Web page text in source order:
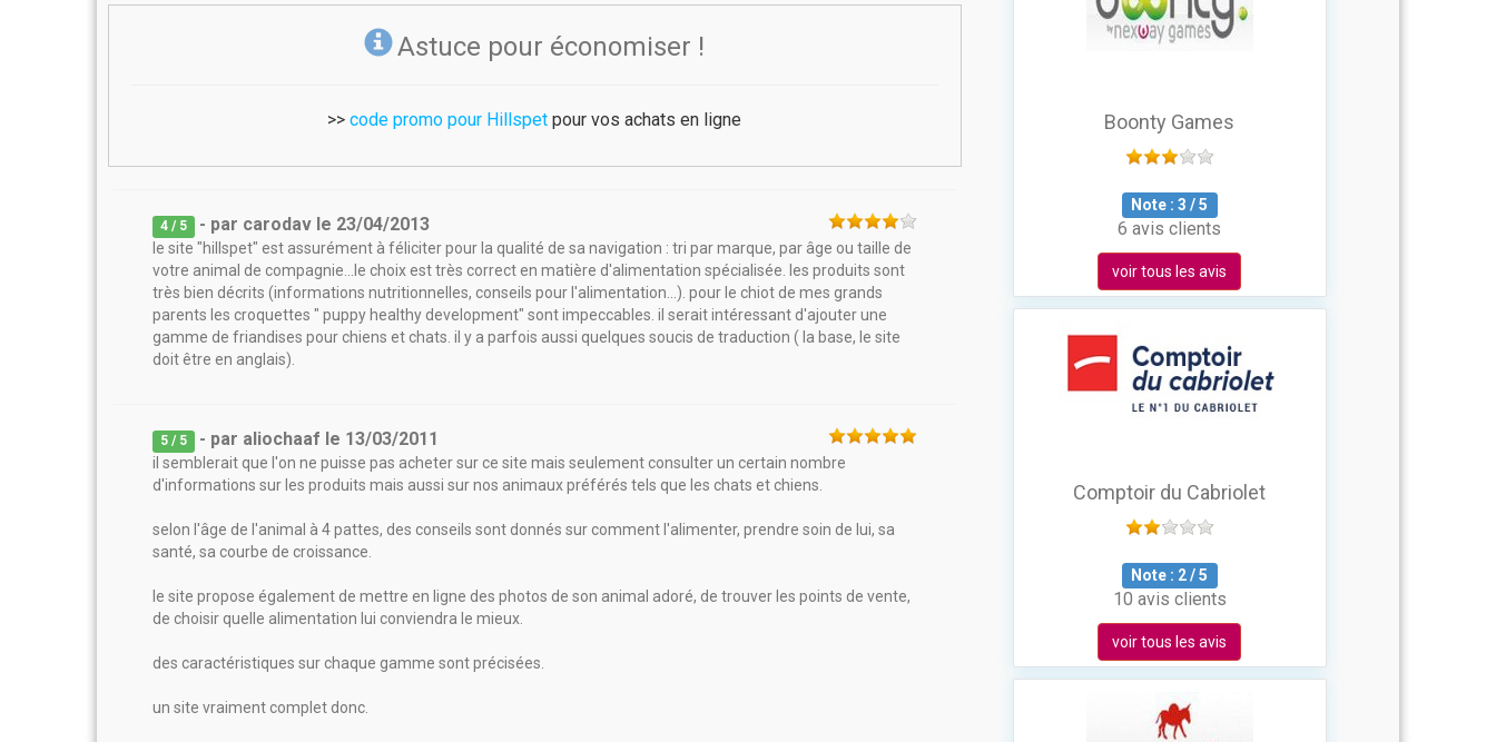
Astuce pour économiser !
>>code promo pour Hillspet pour vos achats en ligne
4 / 5 - par carodav le 23/04/2013
le site "hillspet" est assurément à féliciter pour la qualité de sa navigation : tri par marque, par âge ou taille de
votre animal de compagnie...le choix est très correct en matière d'alimentation spécialisée. les produits sont
très bien décrits (informations nutritionnelles, conseils pour l'alimentation...). pour le chiot de mes grands
parents les croquettes " puppy healthy development" sont impeccables. il serait intéressant d'ajouter une
gamme de friandises pour chiens et chats. il y a parfois aussi quelques soucis de traduction ( la base, le site
doit être en anglais).
5 / 5 - par aliochaaf le 13/03/2011
il semblerait que l'on ne puisse pas acheter sur ce site mais seulement consulter un certain nombre
d'informations sur les produits mais aussi sur nos animaux préférés tels que les chats et chiens.
selon l'âge de l'animal à 4 pattes, des conseils sont donnés sur comment l'alimenter, prendre soin de lui, sa
santé, sa courbe de croissance.
le site propose également de mettre en ligne des photos de son animal adoré, de trouver les points de vente,
de choisir quelle alimentation lui conviendra le mieux.
des caractéristiques sur chaque gamme sont précisées.
un site vraiment complet donc.
Boonty Games
Note :3 /5
6 avis clients
voir tous les avis
Comptoir du Cabriolet
Note : 2/5
10 avis clients
voir tous les avis